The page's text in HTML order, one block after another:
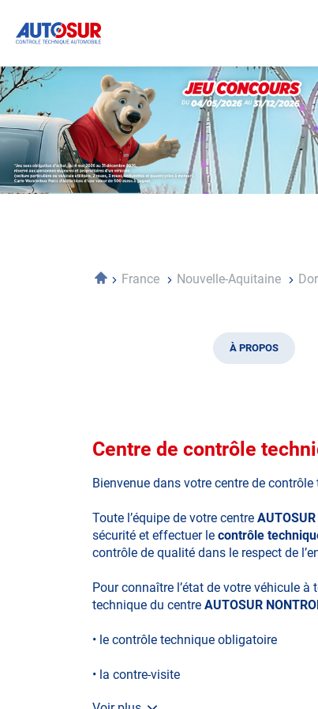
Opération
spéciale
Mai
-
Décembre
2026
Locations
AccueilFrance Nouvelle-Aquitaine
À PROPOS
Centre de contrôle
Bienvenue dans votre centre de contrôle
Toute l’équipe de votre centre AUTOSUR
sécurité et effectuer le contrôle
contrôle de qualité dans le respect de
Pour connaître l’état de votre véhicule
technique du centre AUTOSUR
• le contrôle technique obligatoire
• la contre-visite